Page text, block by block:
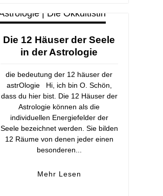
Die 12 Häuser der Seele
in der Astrologie
die bedeutung der 12 häuser der
astrOlogie Hi, ich bin O. Schön,
dass du hier bist. Die 12 Häuser der
Astrologie können als die
individuellen Energiefelder der
Seele bezeichnet werden. Sie bilden
12 Räume von denen jeder einen
besonderen...
Mehr Lesen